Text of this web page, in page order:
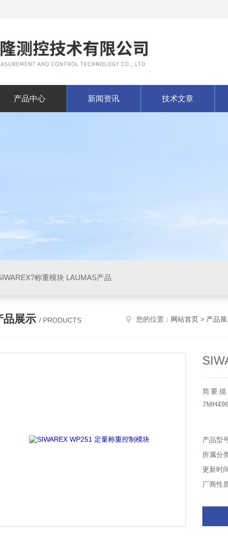
产品中心 新闻资讯 技术文章
称重模块 LAUMAS产品
品展示 / PRODUCTS 您的位置： 网站首页 > 产品
简要描
产品型
所属分
更新时
厂商性